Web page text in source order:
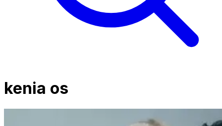
kenia os